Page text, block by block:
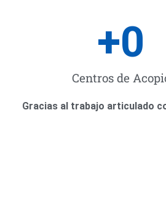
Centros de
+0
Gracias al trabajo articulado